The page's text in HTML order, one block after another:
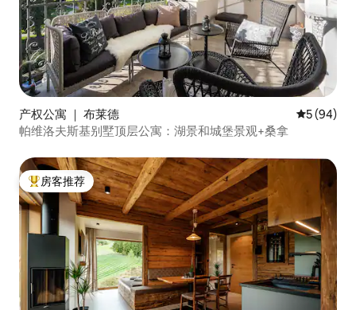
产权公寓 ｜ 布莱德 平均评分
5 (94)
帕维洛夫斯基别墅顶层公寓：湖景和城堡景观+桑拿
热门「房客推荐」
房客推荐